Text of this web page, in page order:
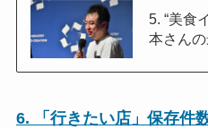
5. “美食
本さん
6. 「行きたい店」保存件